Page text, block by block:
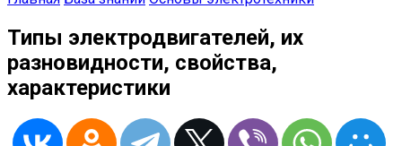
Типы электродвигателей, их
разновидности, свойства,
характеристики